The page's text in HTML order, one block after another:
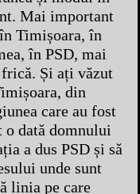
Mai important
Timișoara, în
în PSD, mai
Și ați văzut
din
care au fost
dată domnului
a dus PSD și să
unde sunt
linia pe care